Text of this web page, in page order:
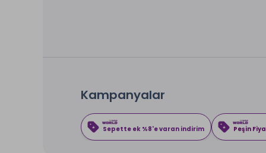
Kampanyalar
Sepette ek %8'e varan indirim Peşin